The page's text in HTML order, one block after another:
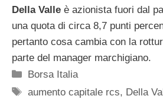
Della Valle è azionista fuori dal
una quota di circa 8,7 punti
pertanto cosa cambia con la
parte del manager marchigiano.
Categorie
Borsa Italia
Tag
aumento capitale rcs, Della